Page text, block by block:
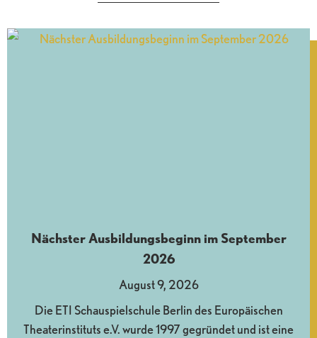
Nächster Ausbildungsbeginn im September
2026
August 9, 2026
Die ETI Schauspielschule Berlin des Europäischen
Theaterinstituts e.V. wurde 1997 gegründet und ist eine